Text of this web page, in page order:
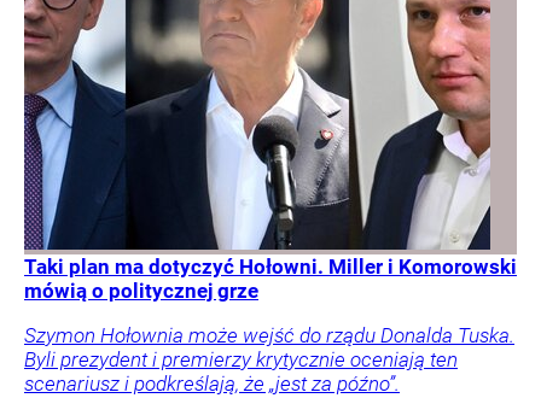
Taki plan ma dotyczyć Hołowni. Miller i Komorowski
mówią o politycznej grze
Szymon Hołownia może wejść do rządu Donalda Tuska.
Byli prezydent i premierzy krytycznie oceniają ten
scenariusz i podkreślają, że „jest za późno”.